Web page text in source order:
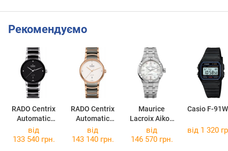
Рекомендуємо
RADO Centrix
Automatic
Diamonds
R30018712
RADO Centrix
Automatic
Diamonds
R30017722
Maurice
Lacroix Aikon
Automatic
39mm AI6007-
Casio F-
від
133 540 грн.
від
143 140 грн.
від
146 570 грн.
від 1 320